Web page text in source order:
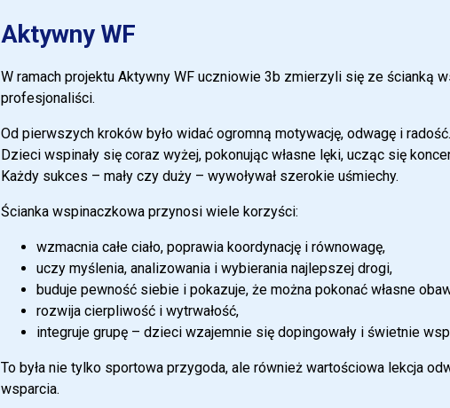
Aktywny WF
W ramach projektu Aktywny WF uczniowie 3b zmierzyli się ze ścianką
profesjonaliści.
Od pierwszych kroków było widać ogromną motywację, odwagę i radość.
Dzieci wspinały się coraz wyżej, pokonując własne lęki, ucząc się
Każdy sukces – mały czy duży – wywoływał szerokie uśmiechy.
Ścianka wspinaczkowa przynosi wiele korzyści:
wzmacnia całe ciało, poprawia koordynację i równowagę,
uczy myślenia, analizowania i wybierania najlepszej drogi,
buduje pewność siebie i pokazuje, że można pokonać własne
rozwija cierpliwość i wytrwałość,
integruje grupę – dzieci wzajemnie się dopingowały i świetnie
To była nie tylko sportowa przygoda, ale również wartościowa lekcja
wsparcia.